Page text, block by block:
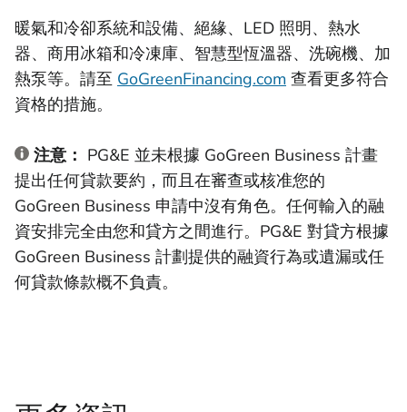
暖氣和冷卻系統和設備、絕緣、LED 照明、熱水
器、商用冰箱和冷凍庫、智慧型恆溫器、洗碗機、加
熱泵等。請至 GoGreenFinancing.com 查看更多符合
資格的措施。
注意： PG&E 並未根據 GoGreen Business 計畫
提出任何貸款要約，而且在審查或核准您的
GoGreen Business 申請中沒有角色。任何輸入的融
資安排完全由您和貸方之間進行。PG&E 對貸方根據
GoGreen Business 計劃提供的融資行為或遺漏或任
何貸款條款概不負責。